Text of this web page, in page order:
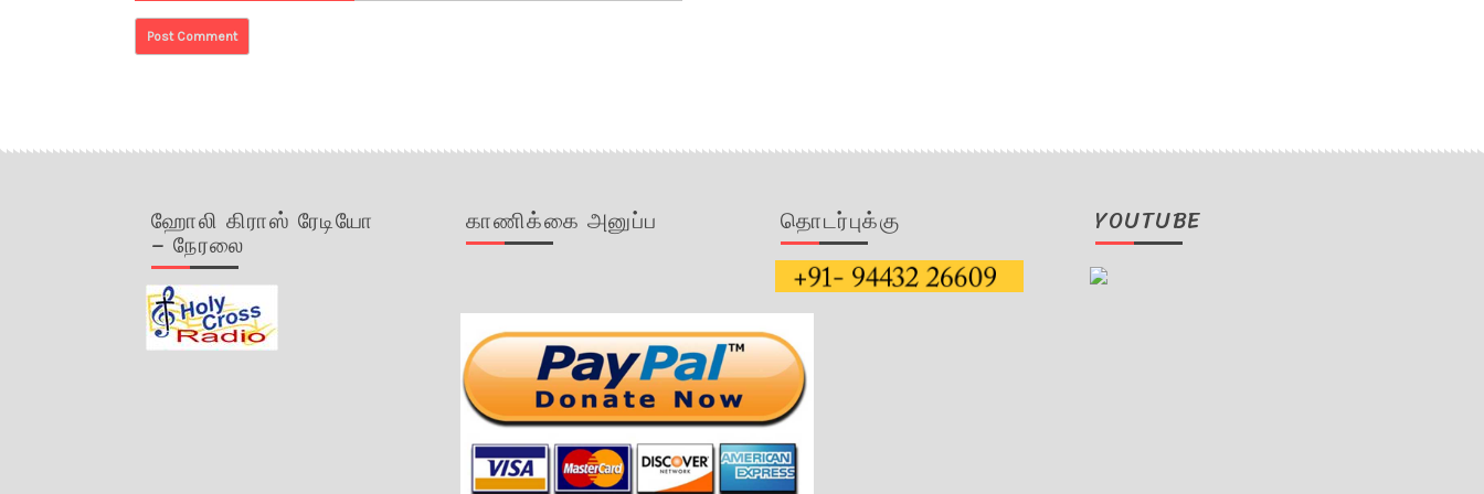
ஹோலி கிராஸ் ரேடியோ
– நேரலை
காணிக்கை அனுப்ப தொடர்புக்கு YOUTUBE